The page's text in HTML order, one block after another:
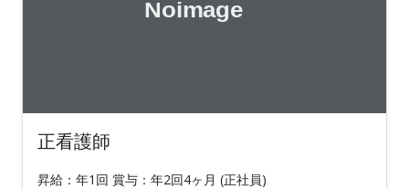
正看護師
昇給：年1回 賞与：年2回4ヶ月 (正社員)